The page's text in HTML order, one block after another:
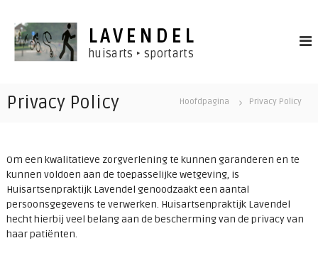
LAVENDEL
huisarts ‣ sportarts
Privacy Policy Hoofdpagina Privacy Policy
Om een kwalitatieve zorgverlening te kunnen garanderen en te
kunnen voldoen aan de toepasselijke wetgeving, is
Huisartsenpraktijk Lavendel genoodzaakt een aantal
persoonsgegevens te verwerken. Huisartsenpraktijk Lavendel
hecht hierbij veel belang aan de bescherming van de privacy van
haar patiënten.